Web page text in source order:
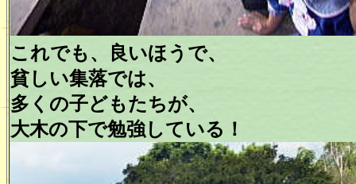
これでも、良いほうで、
貧しい集落では、
多くの子どもたちが、
大木の下で勉強している！